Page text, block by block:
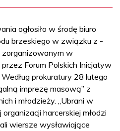
ogłosiło w środę biuro
brzeskiego w związku z -
w
Forum Polskich Inicjatyw
prokuratury 28 lutego
imprezę masową” z
i młodzieży. „Ubrani w
harcerskiej młodzi
wiersze wysławiające